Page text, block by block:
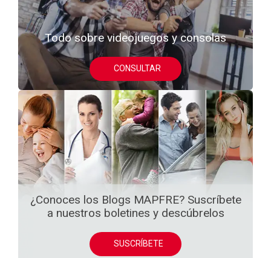
Todo sobre videojuegos y consolas
CONSULTAR
¿Conoces los Blogs MAPFRE? Suscríbete
a nuestros boletines y descúbrelos
SUSCRÍBETE